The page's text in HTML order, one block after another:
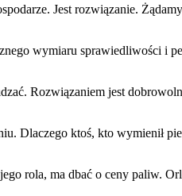
Jest rozwiązanie.
wymiaru sprawiedliwości i
Rozwiązaniem jest
Dlaczego ktoś, kto wymienił
rola, ma dbać o ceny paliw.